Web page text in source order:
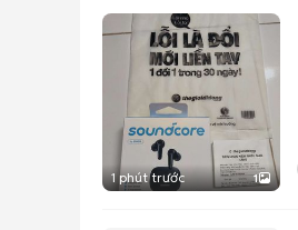
1 phút trước 1